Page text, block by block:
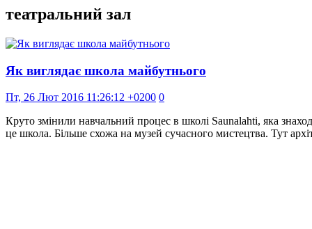
театральний зал
Як виглядає школа майбутнього
Пт, 26 Лют 2016 11:26:12 +0200 0
Круто змінили навчальний процес в школі Saunalahti, яка
це школа. Більше схожа на музей сучасного мистецтва. Тут